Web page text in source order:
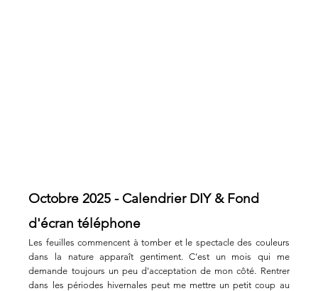
Octobre 2025 - Calendrier DIY & Fond
d'écran téléphone
Les feuilles commencent à tomber et le spectacle des couleurs
dans la nature apparaît gentiment. C'est un mois qui me
demande toujours un peu d'acceptation de mon côté. Rentrer
dans les périodes hivernales peut me mettre un petit coup au